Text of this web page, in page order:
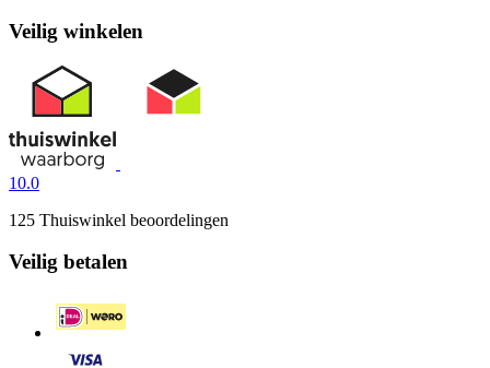
Veilig winkelen
10.0
125 Thuiswinkel beoordelingen
Veilig betalen